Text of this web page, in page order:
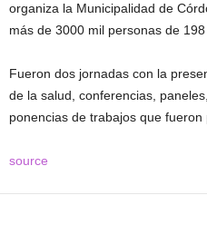
organiza la Municipalidad de
más de 3000 mil personas de
Fueron dos jornadas con la
de la salud, conferencias,
ponencias de trabajos que fueron
source